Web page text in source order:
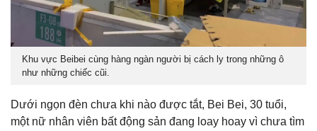
Khu vực Beibei cùng hàng ngàn người bị cách ly trong những ô
như những chiếc cũi.
Dưới ngọn đèn chưa khi nào được tắt, Bei Bei, 30 tuổi,
một nữ nhân viên bất động sản đang loay hoay vì chưa tìm